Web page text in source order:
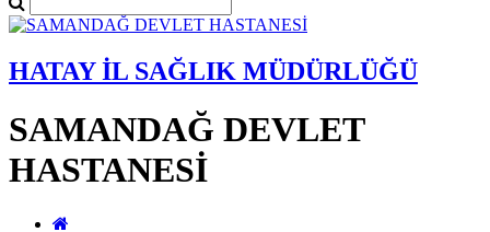
HATAY İL SAĞLIK MÜDÜRLÜĞÜ
SAMANDAĞ DEVLET
HASTANESİ